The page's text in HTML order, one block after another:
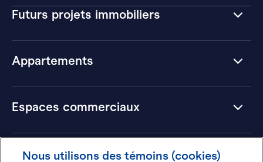
Futurs projets immobiliers
Appartements
Espaces commerciaux
Hôtels
Nous utilisons des témoins (cookies)